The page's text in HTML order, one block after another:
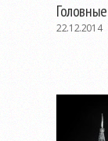
22.12.2014